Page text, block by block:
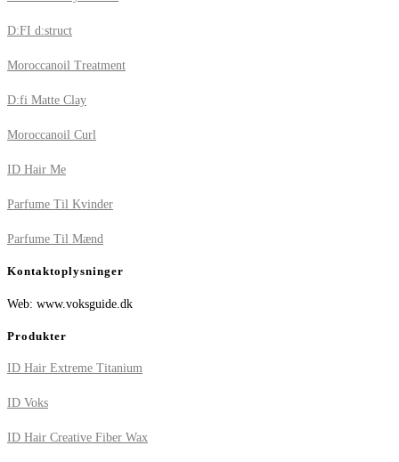
D:FI d:struct
Moroccanoil Treatment
D:fi Matte Clay
Moroccanoil Curl
ID Hair Me
Parfume Til Kvinder
Parfume Til Mænd
Kontaktoplysninger
Web: www.voksguide.dk
Produkter
ID Hair Extreme Titanium
ID Voks
ID Hair Creative Fiber Wax